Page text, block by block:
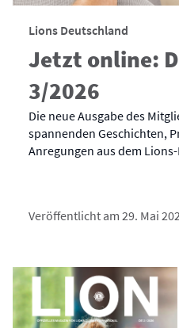
Lions Deutschland
Jetzt online:
3/2026
Die neue Ausgabe des
spannenden Geschichten,
Anregungen aus dem
Veröffentlicht am 29. Mai